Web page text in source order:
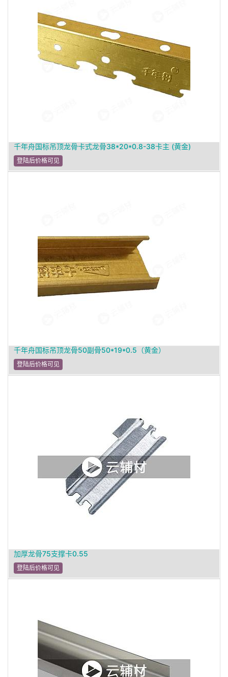
千年舟国标吊顶龙骨卡式龙骨38*20*0.8-38卡主 (黄金)
登陆后价格可见
千年舟国标吊顶龙骨50副骨50*19*0.5（黄金）
登陆后价格可见
加厚龙骨75支撑卡0.55
登陆后价格可见